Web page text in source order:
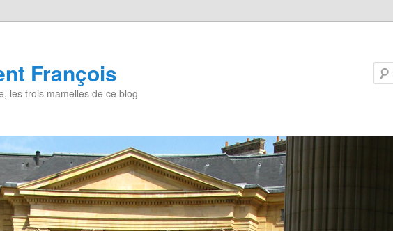
François
les trois mamelles de ce blog